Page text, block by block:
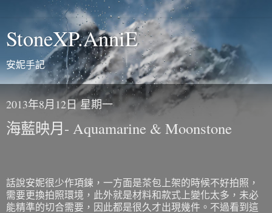
StoneXP.AnniE
安妮手記
2013年8月12日 星期一
海藍映月- Aquamarine & Moonstone
話說安妮很少作項鍊，一方面是茶包上架的時候不好拍照，
需要更換拍照環境，此外就是材料和款式上變化太多，未必
能精準的切合需要，因此都是很久才出現幾件。不過看到這